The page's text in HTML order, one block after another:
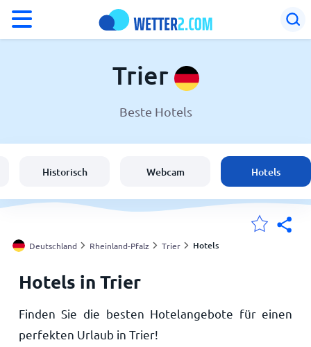
Schweiz
Österreich
Meine Standorte
Startseite
Trier
Beste Hotels
Historisch Webcam Hotels
Deutschland Rheinland-Pfalz Trier Hotels
Hotels in Trier
Finden Sie die besten Hotelangebote für einen
perfekten Urlaub in Trier!